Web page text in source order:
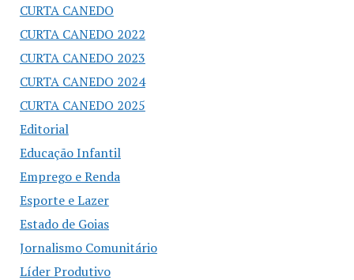
CURTA CANEDO
CURTA CANEDO 2022
CURTA CANEDO 2023
CURTA CANEDO 2024
CURTA CANEDO 2025
Editorial
Educação Infantil
Emprego e Renda
Esporte e Lazer
Estado de Goias
Jornalismo Comunitário
Líder Produtivo